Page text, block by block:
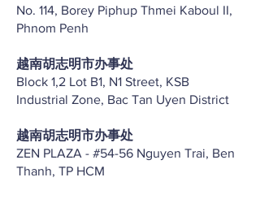
No. 114, Borey Piphup Thmei Kaboul II,
Phnom Penh
越南胡志明市办事处
Block 1,2 Lot B1, N1 Street, KSB
Industrial Zone, Bac Tan Uyen District
越南胡志明市办事处
ZEN PLAZA - #54-56 Nguyen Trai, Ben
Thanh, TP HCM